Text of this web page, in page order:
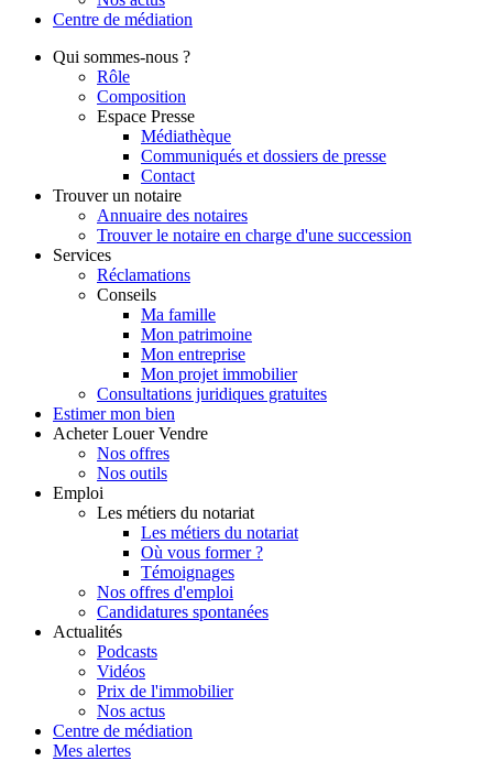
Centre de médiation
Qui sommes-nous ?
Rôle
Composition
Espace Presse
Médiathèque
Communiqués et dossiers de presse
Contact
Trouver un notaire
Annuaire des notaires
Trouver le notaire en charge d'une succession
Services
Réclamations
Conseils
Ma famille
Mon patrimoine
Mon entreprise
Mon projet immobilier
Consultations juridiques gratuites
Estimer mon bien
Acheter Louer Vendre
Nos offres
Nos outils
Emploi
Les métiers du notariat
Les métiers du notariat
Où vous former ?
Témoignages
Nos offres d'emploi
Candidatures spontanées
Actualités
Podcasts
Vidéos
Prix de l'immobilier
Nos actus
Centre de médiation
Mes alertes